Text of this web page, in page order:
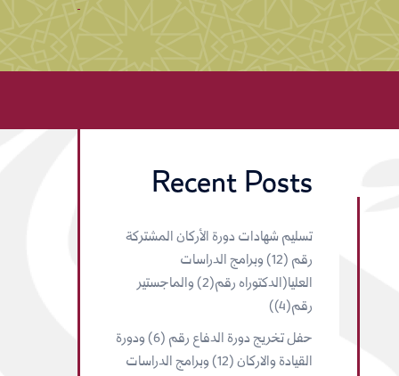
Recent Posts
تسليم شهادات دورة الأركان المشتركة
رقم (12) وبرامج الدراسات
العليا(الدكتوراه رقم(2) والماجستير
رقم(4))
حفل تخريج دورة الدفاع رقم (6) ودورة
القيادة والاركان (12) وبرامج الدراسات